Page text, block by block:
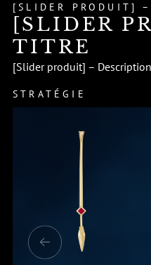
[SLIDER PRODUIT]
[SLIDER
TITRE
[Slider produit] – Description
STRATÉGIE